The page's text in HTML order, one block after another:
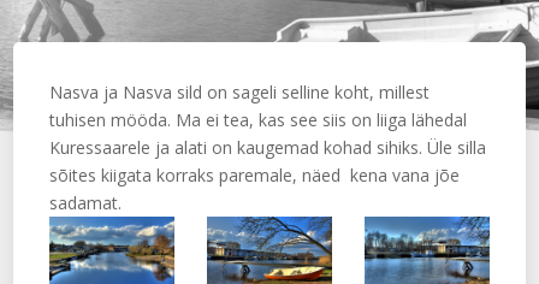
Nasva ja Nasva sild on sageli selline koht, millest
tuhisen mööda. Ma ei tea, kas see siis on liiga lähedal
Kuressaarele ja alati on kaugemad kohad sihiks. Üle silla
sõites kiigata korraks paremale, näed kena vana jõe
sadamat.